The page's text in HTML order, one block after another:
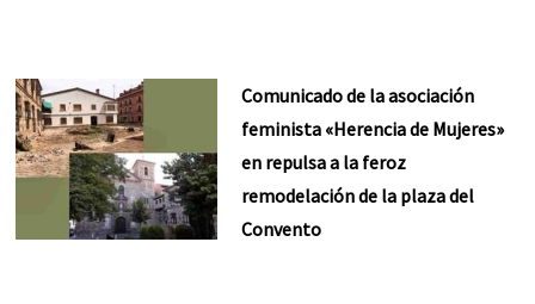
Comunicado de la asociación
feminista «Herencia de Mujeres»
en repulsa a la feroz
remodelación de la plaza del
Convento